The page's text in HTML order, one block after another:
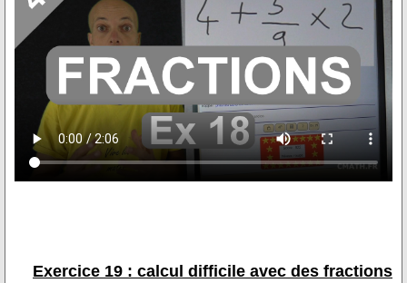
Exercice 19 : calcul difficile avec des fractions